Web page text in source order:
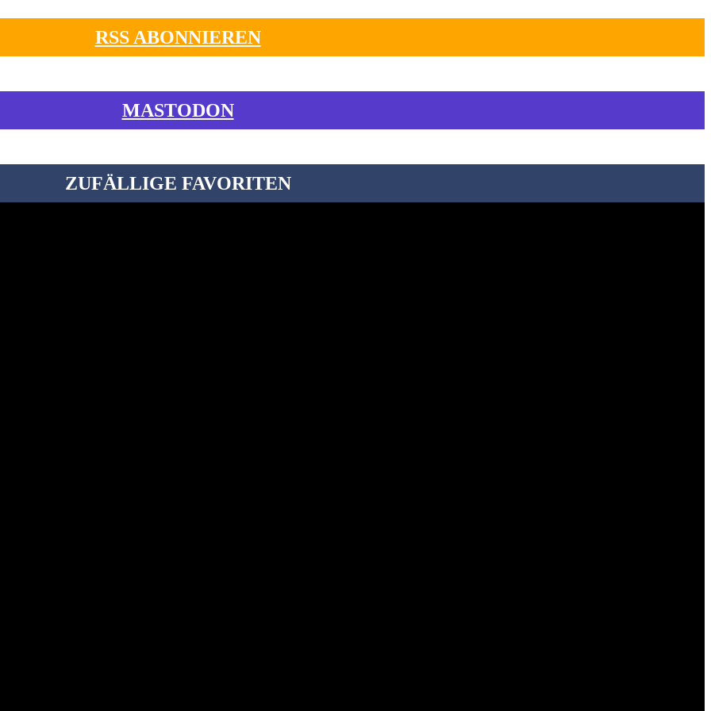
RSS ABONNIEREN
MASTODON
ZUFÄLLIGE FAVORITEN